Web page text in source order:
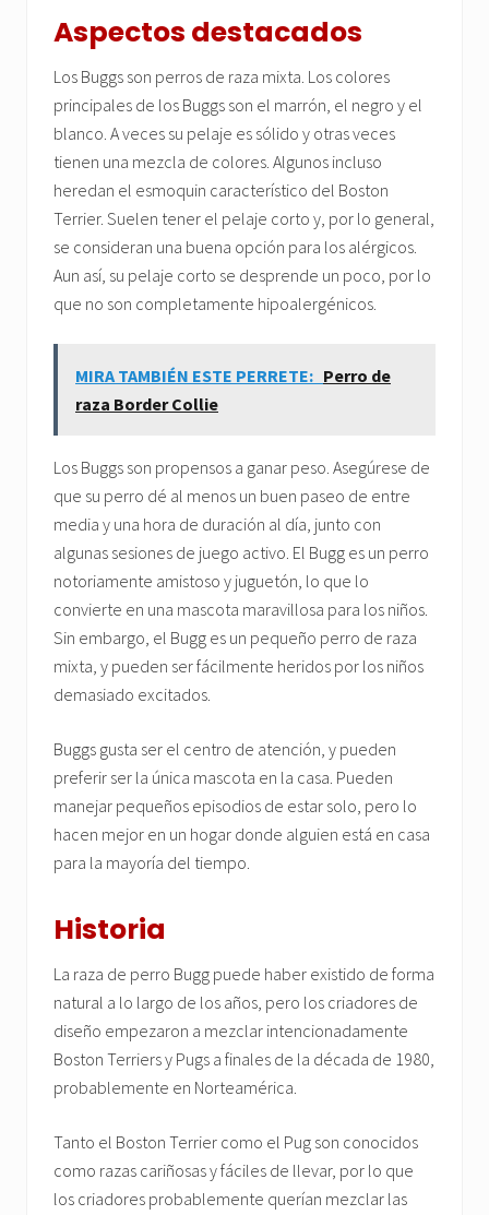
Aspectos destacados
Los Buggs son perros de raza mixta. Los colores
principales de los Buggs son el marrón, el negro y el
blanco. A veces su pelaje es sólido y otras veces
tienen una mezcla de colores. Algunos incluso
heredan el esmoquin característico del Boston
Terrier. Suelen tener el pelaje corto y, por lo general,
se consideran una buena opción para los alérgicos.
Aun así, su pelaje corto se desprende un poco, por lo
que no son completamente hipoalergénicos.
MIRA TAMBIÉN ESTE PERRETE: Perro de
raza Border Collie
Los Buggs son propensos a ganar peso. Asegúrese de
que su perro dé al menos un buen paseo de entre
media y una hora de duración al día, junto con
algunas sesiones de juego activo. El Bugg es un perro
notoriamente amistoso y juguetón, lo que lo
convierte en una mascota maravillosa para los niños.
Sin embargo, el Bugg es un pequeño perro de raza
mixta, y pueden ser fácilmente heridos por los niños
demasiado excitados.
Buggs gusta ser el centro de atención, y pueden
preferir ser la única mascota en la casa. Pueden
manejar pequeños episodios de estar solo, pero lo
hacen mejor en un hogar donde alguien está en casa
para la mayoría del tiempo.
Historia
La raza de perro Bugg puede haber existido de forma
natural a lo largo de los años, pero los criadores de
diseño empezaron a mezclar intencionadamente
Boston Terriers y Pugs a finales de la década de 1980,
probablemente en Norteamérica.
Tanto el Boston Terrier como el Pug son conocidos
como razas cariñosas y fáciles de llevar, por lo que
los criadores probablemente querían mezclar las